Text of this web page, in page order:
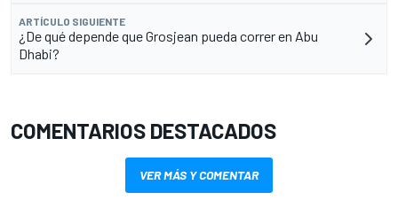
ARTÍCULO SIGUIENTE
¿De qué depende que Grosjean pueda correr en Abu
Dhabi?
COMENTARIOS DESTACADOS
VER MÁS Y COMENTAR